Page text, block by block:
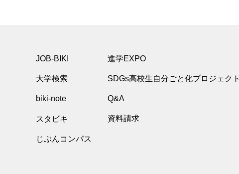
JOB-BIKI
大学検索
biki-note
スタビキ
じぶんコンパス
進学EXPO
SDGs高校生自分ごと化プロジェクト
Q&A
資料請求